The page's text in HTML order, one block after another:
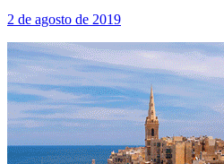
2 de agosto de 2019